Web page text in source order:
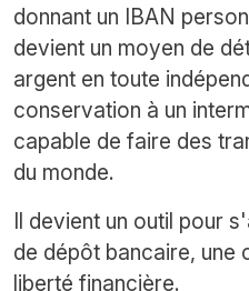
donnant un IBAN
devient un moyen de
argent en toute
conservation à un
capable de faire des
du monde.
Il devient un outil pour
de dépôt bancaire, une
liberté financière.